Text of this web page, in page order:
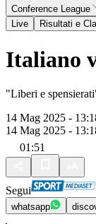
Conference League
Live
Risultati e
Italiano
"Liberi e
14 Mag 2025 -
14 Mag 2025 -
01:51
Segui
whatsapp